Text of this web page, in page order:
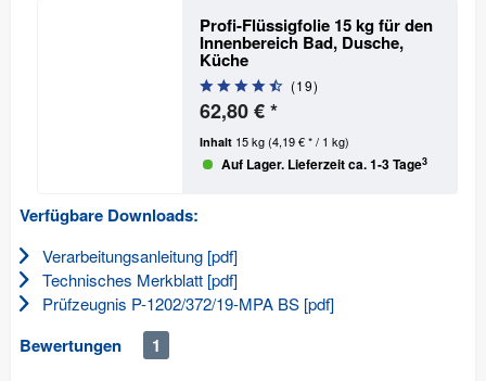
Profi-Flüssigfolie 15 kg für den
Innenbereich Bad, Dusche,
Küche
(19)
62,80 € *
Inhalt 15 kg(4,19 € * / 1 kg)
Auf Lager. Lieferzeit ca. 1-3 Tage3
Verfügbare Downloads:
Verarbeitungsanleitung [pdf]
Technisches Merkblatt [pdf]
Prüfzeugnis P-1202/372/19-MPA BS [pdf]
Bewertungen 1